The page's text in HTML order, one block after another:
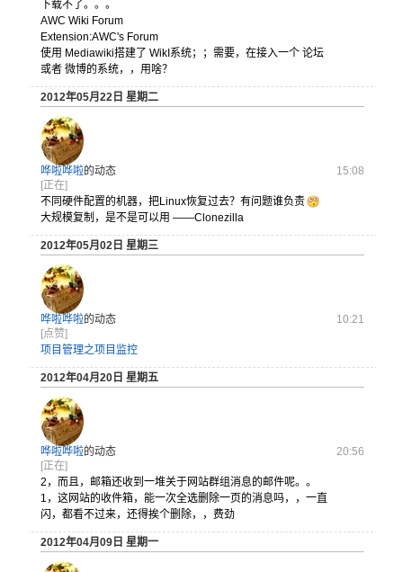
下载不了。。。
AWC Wiki Forum
Extension:AWC's Forum
使用 Mediawiki搭建了 WikI系统；；需要，在接入一个 论坛
或者 微博的系统，，用啥？
2012年05月22日 星期二
哗啦哗啦的动态
15:08
[正在]
不同硬件配置的机器，把Linux恢复过去？有问题谁负责
大规模复制，是不是可以用 ——Clonezilla
2012年05月02日 星期三
哗啦哗啦的动态
10:21
[点赞]
项目管理之项目监控
2012年04月20日 星期五
哗啦哗啦的动态
20:56
[正在]
2，而且， 邮箱还收到 一堆关于网站群组消息的邮件呢。 。
1，这网站的收件箱， 能一次全选删除一页的消息吗，， 一直
闪，都看不过来， 还得挨个删 除，，费劲
2012年04月09日 星期一